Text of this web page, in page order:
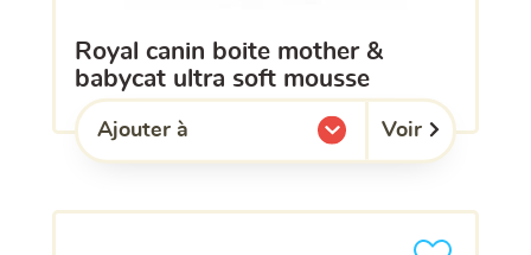
royal canin boite mother &
babycat ultra soft mousse
Ajouter à
l'une de mes listes. Voir